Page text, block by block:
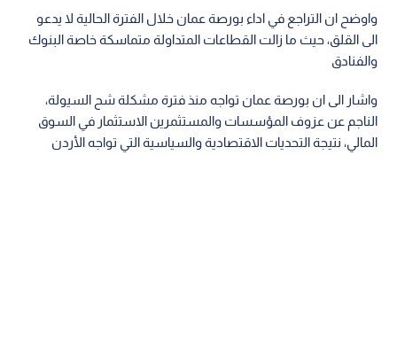
واوضح ان التراجع في اداء بورصة عمان خلال الفترة الحالية لا يدعو
الى القلق، حيث ما زالت القطاعات المتداولة متماسكة خاصة البنوك
والفنادق
واشار الى ان بورصة عمان تواجه منذ فترة مشكلة شح السيولة،
الناجم عن عزوف المؤسسات والمستثمرين الاستثمار في السوق
المالي، نتيجة التحديات الاقتصادية والسياسية التي تواجه الأردن